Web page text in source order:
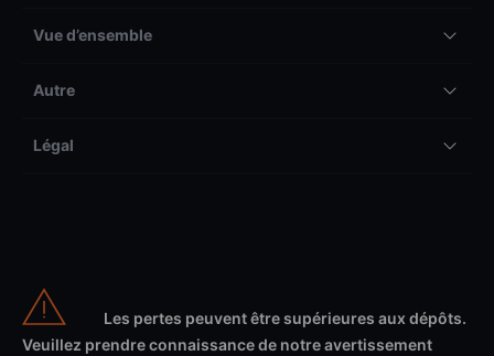
Vue d’ensemble
Autre
Légal
Les pertes peuvent être supérieures aux dépôts.
Veuillez prendre connaissance de notre avertissement